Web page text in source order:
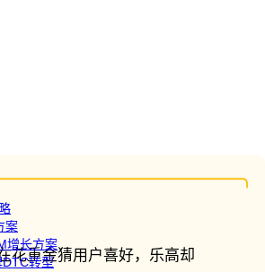
案
增长方案
DTC转型
花重金猜用户喜好，乐高却